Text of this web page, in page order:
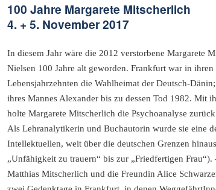
100 Jahre Margarete Mitscherlich
4. + 5. November 2017
In diesem Jahr wäre die 2012 verstorbene Margarete
Nielsen 100 Jahre alt geworden. Frankfurt war in
Lebensjahrzehnten die Wahlheimat der Deutsch-
ihres Mannes Alexander bis zu dessen Tod 1982. Mit
holte Margarete Mitscherlich die Psychoanalyse
Als Lehranalytikerin und Buchautorin wurde sie eine
Intellektuellen, weit über die deutschen Grenzen
„Unfähigkeit zu trauern“ bis zur „Friedfertigen Frau“).
Matthias Mitscherlich und die Freundin Alice